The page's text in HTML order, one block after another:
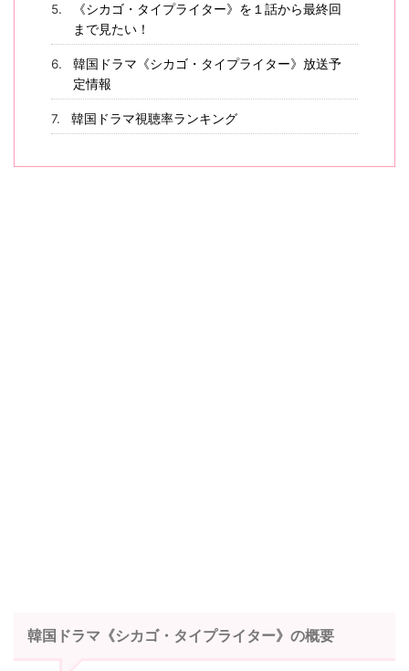
《シカゴ・タイプライター》を１話から最終回
まで見たい！
韓国ドラマ《シカゴ・タイプライター》放送予
定情報
韓国ドラマ視聴率ランキング
韓国ドラマ《シカゴ・タイプライター》の概要